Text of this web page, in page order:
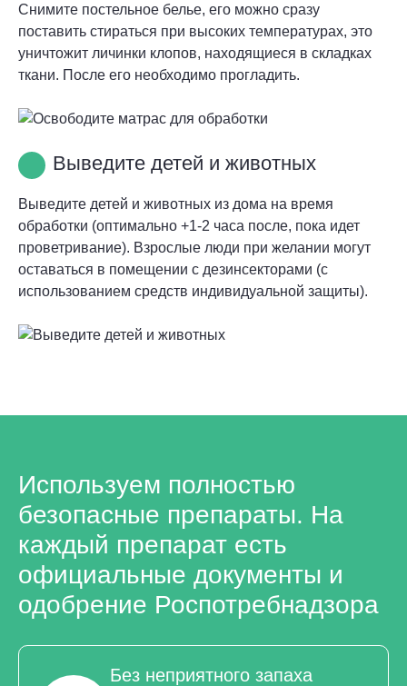
Снимите постельное белье, его можно сразу
поставить стираться при высоких температурах, это
уничтожит личинки клопов, находящиеся в складках
ткани. После его необходимо прогладить.
Выведите детей и животных
Выведите детей и животных из дома на время
обработки (оптимально +1-2 часа после, пока идет
проветривание). Взрослые люди при желании могут
оставаться в помещении с дезинсекторами (с
использованием средств индивидуальной защиты).
Используем полностью
безопасные препараты. На
каждый препарат есть
официальные документы и
одобрение Роспотребнадзора
Без неприятного запаха